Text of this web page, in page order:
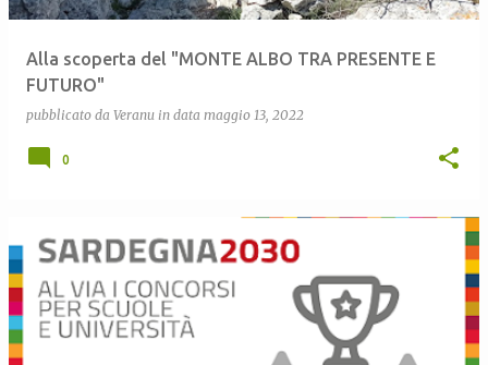
Alla scoperta del "MONTE ALBO TRA PRESENTE E
FUTURO"
pubblicato da Veranu in data maggio 13, 2022
0